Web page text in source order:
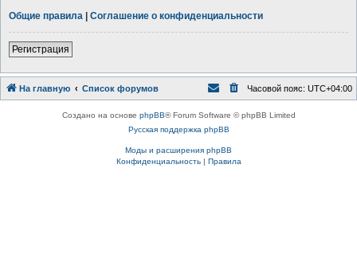
Общие правила | Соглашение о конфиденциальности
Регистрация
На главную Список форумов Часовой пояс: UTC+04:00
Создано на основе phpBB® Forum Software © phpBB Limited
Русская поддержка phpBB
Моды и расширения phpBB
Конфиденциальность| Правила